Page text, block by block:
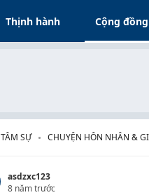
Thịnh hành Cộng đồng
TÂM SỰ CHUYỆN HÔN NHÂN &
asdzxc123
8 năm trước